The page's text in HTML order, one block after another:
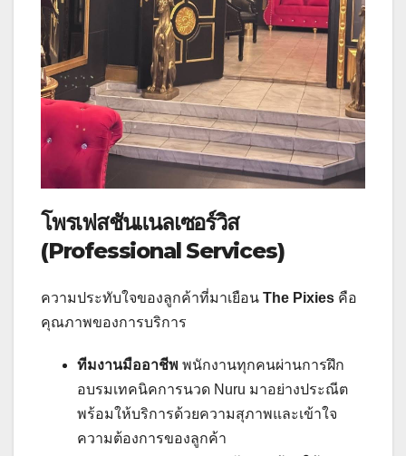
โพรเฟสชันแนลเซอร์วิส
(Professional Services)
ความประทับใจของลูกค้าที่มาเยือน The Pixies คือ
คุณภาพของการบริการ
ทีมงานมืออาชีพ พนักงานทุกคนผ่านการฝึก
อบรมเทคนิคการนวด Nuru มาอย่างประณีต
พร้อมให้บริการด้วยความสุภาพและเข้าใจ
ความต้องการของลูกค้า